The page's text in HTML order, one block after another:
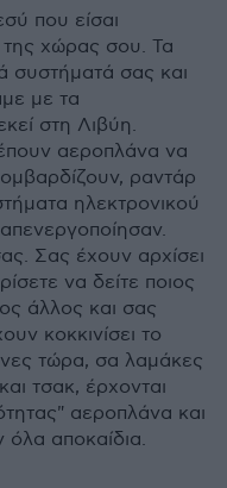
που είσαι
της χώρας σου. Τα
συστήματά σας και
με τα
στη Λιβύη.
αεροπλάνα να
ραντάρ
ηλεκτρονικού
Σας έχουν αρχίσει
να δείτε ποιος
άλλος και σας
κοκκινίσει το
τώρα, σα λαμάκες
τσακ, έρχονται
αεροπλάνα και
αποκαίδια.